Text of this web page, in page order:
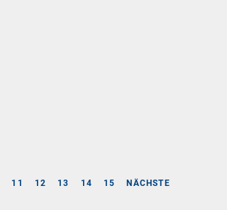
11 12 13 14 15 NÄCHSTE